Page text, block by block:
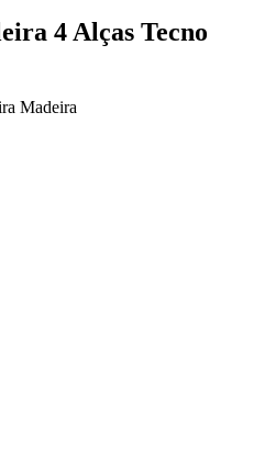
4 Alças Tecno
Madeira